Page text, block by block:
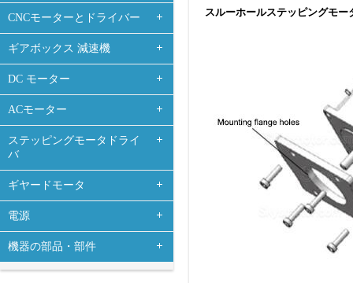
CNCモーターとドライバー
ギアボックス 減速機
DC モーター
ACモーター
ステッピングモータドライ
バ
ギヤードモータ
電源
機器の部品・部件
スルーホールステッピングモー